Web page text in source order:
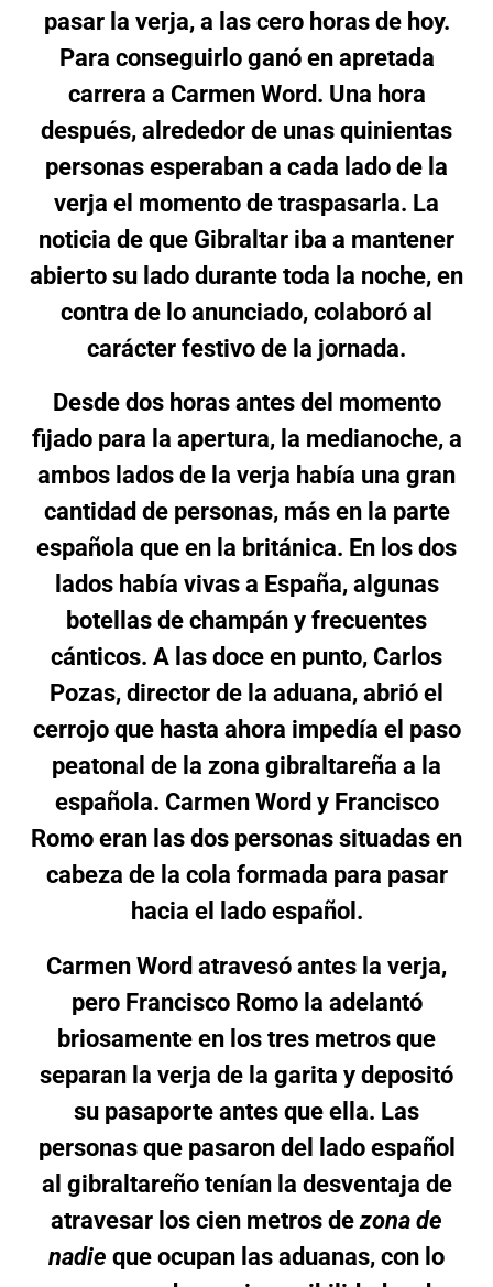
pasar la verja, a las cero horas de hoy.
Para conseguirlo ganó en apretada
carrera a Carmen Word. Una hora
después, alrededor de unas quinientas
personas esperaban a cada lado de la
verja el momento de traspasarla. La
noticia de que Gibraltar iba a mantener
abierto su lado durante toda la noche, en
contra de lo anunciado, colaboró al
carácter festivo de la jornada.
Desde dos horas antes del momento
fijado para la apertura, la medianoche, a
ambos lados de la verja había una gran
cantidad de personas, más en la parte
española que en la británica. En los dos
lados había vivas a España, algunas
botellas de champán y frecuentes
cánticos. A las doce en punto, Carlos
Pozas, director de la aduana, abrió el
cerrojo que hasta ahora impedía el paso
peatonal de la zona gibraltareña a la
española. Carmen Word y Francisco
Romo eran las dos personas situadas en
cabeza de la cola formada para pasar
hacia el lado español.
Carmen Word atravesó antes la verja,
pero Francisco Romo la adelantó
briosamente en los tres metros que
separan la verja de la garita y depositó
su pasaporte antes que ella. Las
personas que pasaron del lado español
al gibraltareño tenían la desventaja de
atravesar los cien metros dezona de
nadie que ocupan las aduanas, con lo